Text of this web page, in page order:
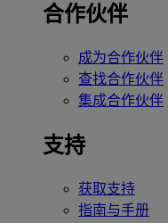
合作伙伴
成为合作伙伴
查找合作伙伴
集成合作伙伴
支持
获取支持
指南与手册